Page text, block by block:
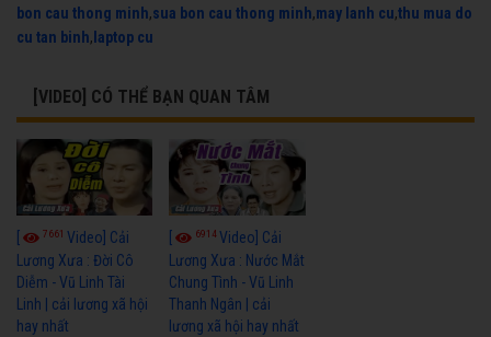
bon cau thong minh,sua bon cau thong minh,may lanh cu,thu mua do
cu tan binh, laptop cu
[VIDEO] CÓ THỂ BẠN QUAN TÂM
7661 Video] Cải
Lương Xưa : Đời Cô
Diễm - Vũ Linh Tài
Linh | cải lương xã hội
hay nhất
6914Video] Cải
Lương Xưa : Nước Mắt
Chung Tình - Vũ Linh
Thanh Ngân | cải
lương xã hội hay nhất